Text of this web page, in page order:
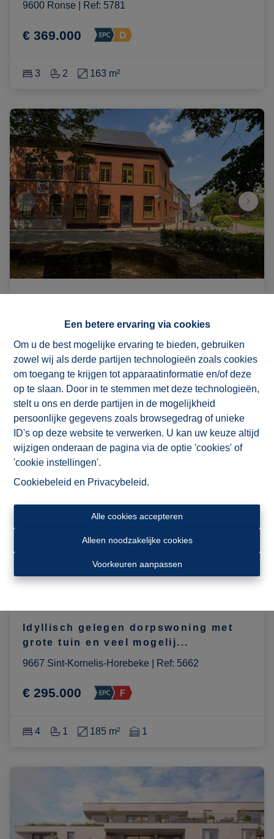
Een betere ervaring via cookies
Om u de best mogelijke ervaring te bieden, gebruiken
zowel wij als derde partijen technologieën zoals cookies
om toegang te krijgen tot apparaatinformatie en/of deze
op te slaan. Door in te stemmen met deze technologieën,
stelt u ons en derde partijen in de mogelijkheid
persoonlijke gegevens zoals browsegedrag of unieke
ID's op deze website te verwerken. U kan uw keuze altijd
wijzigen onderaan de pagina via de optie 'cookies' of
'cookie instellingen'.
Cookiebeleid en Privacybeleid.
Alle cookies accepteren
Alleen noodzakelijke cookies
Voorkeuren aanpassen
9600 Ronse Ref: 5781
€ 369.000
3 2 163 m²
€ 490.000
2 1 489 m² 1
Idyllisch gelegen dorpswoning met
grote tuin en veel mogelij...
9667 Sint-Kornelis-Horebeke
Ref: 5662
€ 295.000
4 1 185 m² 1